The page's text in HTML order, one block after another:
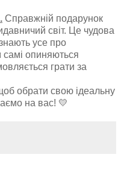
Справжній подарунок
світ. Це чудова
усе про
самі опиняються
грати за
обрати свою ідеальну
на вас! 💛